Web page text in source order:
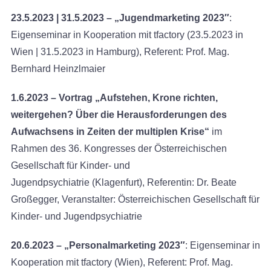
23.5.2023 | 31.5.2023 – „Jugendmarketing 2023″:
Eigenseminar in Kooperation mit tfactory (23.5.2023 in
Wien | 31.5.2023 in Hamburg), Referent: Prof. Mag.
Bernhard Heinzlmaier
1.6.2023 – Vortrag „Aufstehen, Krone richten,
weitergehen? Über die Herausforderungen des
Aufwachsens in Zeiten der multiplen Krise“ im
Rahmen des 36. Kongresses der Österreichischen
Gesellschaft für Kinder- und
Jugendpsychiatrie (Klagenfurt), Referentin: Dr. Beate
Großegger, Veranstalter: Österreichischen Gesellschaft für
Kinder- und Jugendpsychiatrie
20.6.2023 – „Personalmarketing 2023″: Eigenseminar in
Kooperation mit tfactory (Wien), Referent: Prof. Mag.